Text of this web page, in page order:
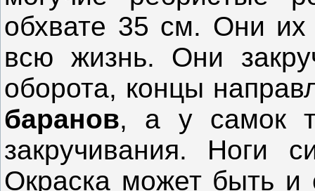
обхвате 35 см. Они их
всю жизнь. Они
оборота, концы
баранов, а у самок
закручивания. Ноги
Окраска может быть и